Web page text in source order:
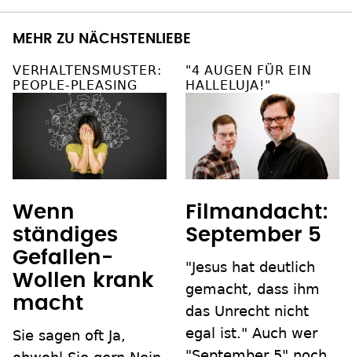
MEHR ZU NÄCHSTENLIEBE
VERHALTENSMUSTER:
PEOPLE-PLEASING
Wenn
ständiges
Gefallen-
Wollen krank
macht
Sie sagen oft Ja,
"4 AUGEN FÜR EIN
HALLELUJA!"
Filmandacht:
September 5
"Jesus hat deutlich
gemacht, dass ihm
das Unrecht nicht
egal ist." Auch wer